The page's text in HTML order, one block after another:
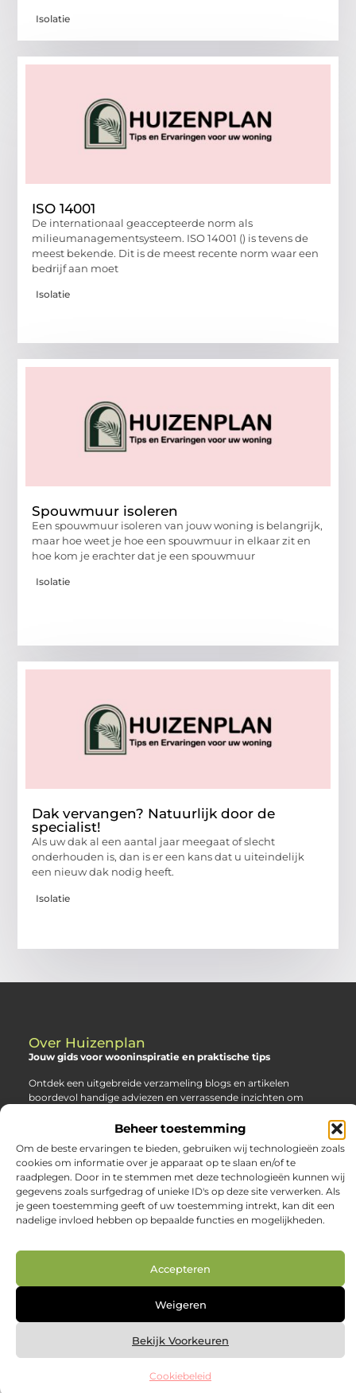
Beheer toestemming
Om de beste ervaringen te bieden, gebruiken wij technologieën zoals
cookies om informatie over je apparaat op te slaan en/of te
raadplegen. Door in te stemmen met deze technologieën kunnen wij
gegevens zoals surfgedrag of unieke ID's op deze site verwerken. Als
je geen toestemming geeft of uw toestemming intrekt, kan dit een
nadelige invloed hebben op bepaalde functies en mogelijkheden.
Accepteren
Weigeren
Bekijk Voorkeuren
Cookiebeleid
Isolatie
ISO 14001
De internationaal geaccepteerde norm als
milieumanagementsysteem. ISO 14001 () is tevens de
meest bekende. Dit is de meest recente norm waar een
bedrijf aan moet
Isolatie
Spouwmuur isoleren
Een spouwmuur isoleren van jouw woning is belangrijk,
maar hoe weet je hoe een spouwmuur in elkaar zit en
hoe kom je erachter dat je een spouwmuur
Isolatie
Dak vervangen? Natuurlijk door de
specialist!
Als uw dak al een aantal jaar meegaat of slecht
onderhouden is, dan is er een kans dat u uiteindelijk
een nieuw dak nodig heeft.
Isolatie
Over Huizenplan
Jouw gids voor wooninspiratie en praktische tips
Ontdek een uitgebreide verzameling blogs en artikelen
boordevol handige adviezen en verrassende inzichten om
slimme bespaartips – haal het beste uit jouw huis en
Bericht categorie